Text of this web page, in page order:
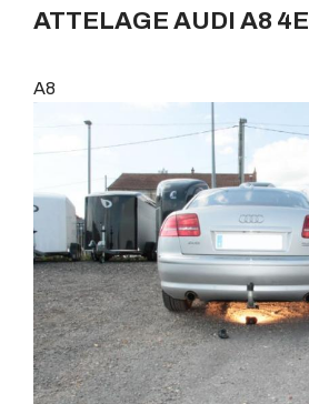
ATTELAGE AUDI A8 4E
A8